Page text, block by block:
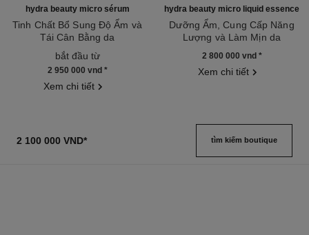
hydra beauty micro sérum
Tinh Chất Bổ Sung Độ Ẩm và
Tái Cân Bằng da
Tham chiếu 133325
bắt đầu từ
2 950 000 vnd *
Xem chi tiết
hydra beauty micro liquid essence
Dưỡng Ẩm, Cung Cấp Năng
Lượng và Làm Mịn da
2 800 000 vnd *
Xem chi tiết
2 100 000 VND* tìm kiếm boutique